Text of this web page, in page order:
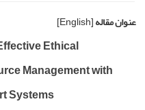
عنوان مقاله[English]
Ethical
Management with
Systems